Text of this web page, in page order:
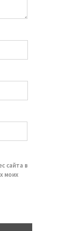
сайта в
моих